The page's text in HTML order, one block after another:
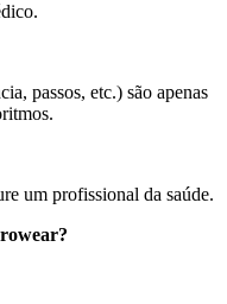
passos, etc.) são apenas
um profissional da saúde.